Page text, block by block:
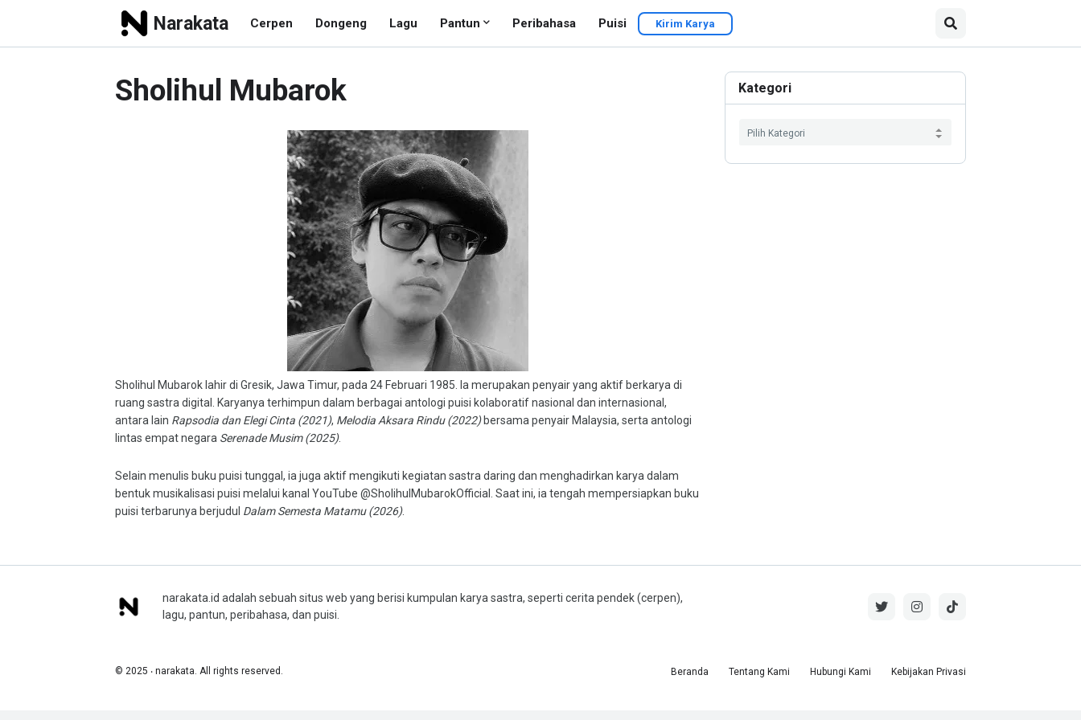
Narakata Cerpen Dongeng Lagu Pantun Peribahasa Puisi Kirim Karya
Sholihul Mubarok
Sholihul Mubarok lahir di Gresik, Jawa Timur, pada 24 Februari 1985. Ia merupakan penyair yang aktif berkarya di
ruang sastra digital. Karyanya terhimpun dalam berbagai antologi puisi kolaboratif nasional dan internasional,
antara lain Rapsodia dan Elegi Cinta (2021), Melodia Aksara Rindu (2022)bersama penyair Malaysia, serta antologi
lintas empat negara Serenade Musim (2025).
Selain menulis buku puisi tunggal, ia juga aktif mengikuti kegiatan sastra daring dan menghadirkan karya dalam
bentuk musikalisasi puisi melalui kanal YouTube @SholihulMubarokOfficial. Saat ini, ia tengah mempersiapkan buku
puisi terbarunya berjudul Dalam Semesta Matamu (2026).
Kategori
narakata.id adalah sebuah situs web yang berisi kumpulan karya sastra, seperti cerita pendek (cerpen),
lagu, pantun, peribahasa, dan puisi.
© 2025 ‧ narakata. All rights reserved. Beranda Tentang Kami Hubungi Kami Kebijakan Privasi